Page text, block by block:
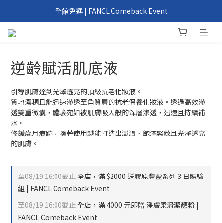
我們回來了！6/1 FANCL 正式重返台灣
全館免運 | FANCL Comeback Event
滿 2000 元、4000 元即享好禮 | FANCL Comeback Event
逆齡賦活肌底液
引導肌膚達到光澤透亮的頂級抗老化妝液。
質地濃稠且能迅速滲透至角質層的抗老保養化妝液。透過高效滲
透雙重微囊，體驗宛如被肌膚吸入般的深層滲透，迅速且持續補
水。
修護歲月痕跡，隨著使用越能打造出澎潤、飽滿緊緻且光澤透亮
的肌膚。
至08/19 16:00截止全店，滿 $2000 送膠原豐盈系列 3 日體驗
組 | FANCL Comeback Event
至08/19 16:00截止全店，滿 4000 元即贈 淨膚柔滑潔顏粉 |
FANCL Comeback Event